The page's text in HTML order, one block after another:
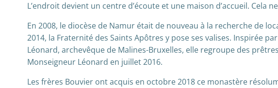
L’endroit devient un centre d’écoute et une maison d’accueil. Cela
En 2008, le diocèse de Namur était de nouveau à la recherche de
2014, la Fraternité des Saints Apôtres y pose ses valises. Inspirée
Léonard, archevêque de Malines-Bruxelles, elle regroupe des
Monseigneur Léonard en juillet 2016.
Les frères Bouvier ont acquis en octobre 2018 ce monastère